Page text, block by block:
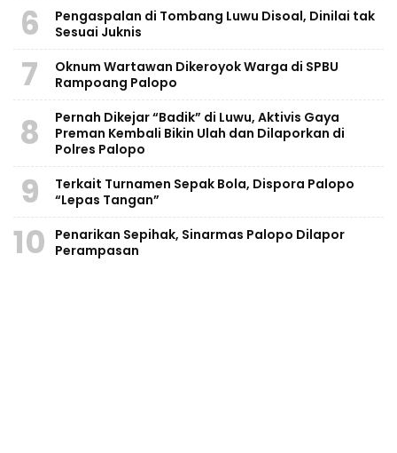
6
Pengaspalan di Tombang Luwu Disoal, Dinilai tak
Sesuai Juknis
7
Oknum Wartawan Dikeroyok Warga di SPBU
Rampoang Palopo
8
Pernah Dikejar “Badik” di Luwu, Aktivis Gaya
Preman Kembali Bikin Ulah dan Dilaporkan di
Polres Palopo
9
Terkait Turnamen Sepak Bola, Dispora Palopo
“Lepas Tangan”
10
Penarikan Sepihak, Sinarmas Palopo Dilapor
Perampasan